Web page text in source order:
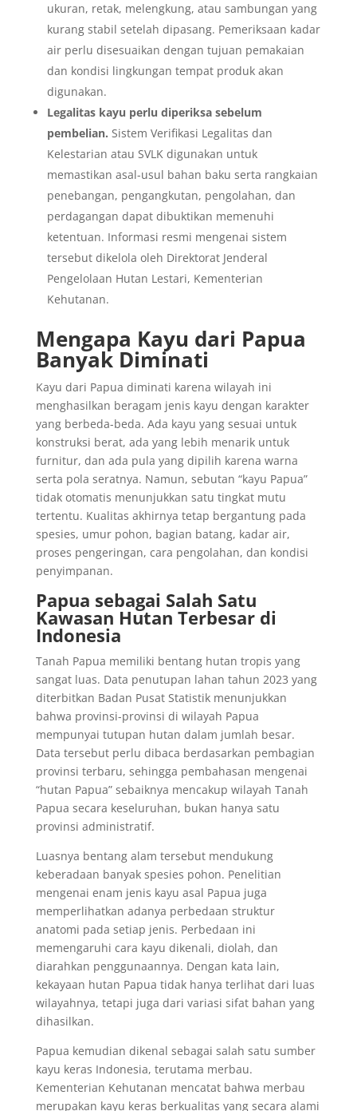
ukuran, retak, melengkung, atau sambungan yang
kurang stabil setelah dipasang. Pemeriksaan kadar
air perlu disesuaikan dengan tujuan pemakaian
dan kondisi lingkungan tempat produk akan
digunakan.
Legalitas kayu perlu diperiksa sebelum
pembelian. Sistem Verifikasi Legalitas dan
Kelestarian atau SVLK digunakan untuk
memastikan asal-usul bahan baku serta rangkaian
penebangan, pengangkutan, pengolahan, dan
perdagangan dapat dibuktikan memenuhi
ketentuan. Informasi resmi mengenai sistem
tersebut dikelola oleh Direktorat Jenderal
Pengelolaan Hutan Lestari, Kementerian
Kehutanan.
Mengapa Kayu dari Papua
Banyak Diminati
Kayu dari Papua diminati karena wilayah ini
menghasilkan beragam jenis kayu dengan karakter
yang berbeda-beda. Ada kayu yang sesuai untuk
konstruksi berat, ada yang lebih menarik untuk
furnitur, dan ada pula yang dipilih karena warna
serta pola seratnya. Namun, sebutan “kayu Papua”
tidak otomatis menunjukkan satu tingkat mutu
tertentu. Kualitas akhirnya tetap bergantung pada
spesies, umur pohon, bagian batang, kadar air,
proses pengeringan, cara pengolahan, dan kondisi
penyimpanan.
Papua sebagai Salah Satu
Kawasan Hutan Terbesar di
Indonesia
Tanah Papua memiliki bentang hutan tropis yang
sangat luas. Data penutupan lahan tahun 2023 yang
diterbitkan Badan Pusat Statistik menunjukkan
bahwa provinsi-provinsi di wilayah Papua
mempunyai tutupan hutan dalam jumlah besar.
Data tersebut perlu dibaca berdasarkan pembagian
provinsi terbaru, sehingga pembahasan mengenai
“hutan Papua” sebaiknya mencakup wilayah Tanah
Papua secara keseluruhan, bukan hanya satu
provinsi administratif.
Luasnya bentang alam tersebut mendukung
keberadaan banyak spesies pohon. Penelitian
mengenai enam jenis kayu asal Papua juga
memperlihatkan adanya perbedaan struktur
anatomi pada setiap jenis. Perbedaan ini
memengaruhi cara kayu dikenali, diolah, dan
diarahkan penggunaannya. Dengan kata lain,
kekayaan hutan Papua tidak hanya terlihat dari luas
wilayahnya, tetapi juga dari variasi sifat bahan yang
dihasilkan.
Papua kemudian dikenal sebagai salah satu sumber
kayu keras Indonesia, terutama merbau.
Kementerian Kehutanan mencatat bahwa merbau
merupakan kayu keras berkualitas yang secara alami